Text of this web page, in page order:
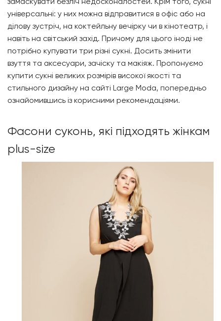
універсальні: у них можна відправитися в офіс або на
ділову зустріч, на коктейльну вечірку чи в кінотеатр, і
навіть на світський захід. Причому для цього іноді не
потрібно купувати три різні сукні. Досить змінити
взуття та аксесуари, зачіску та макіяж. Пропонуємо
купити сукні великих розмірів високої якості та
стильного дизайну на сайті Large Moda, попередньо
ознайомившись із корисними рекомендаціями.
Фасони суконь, які підходять жінкам
plus-size